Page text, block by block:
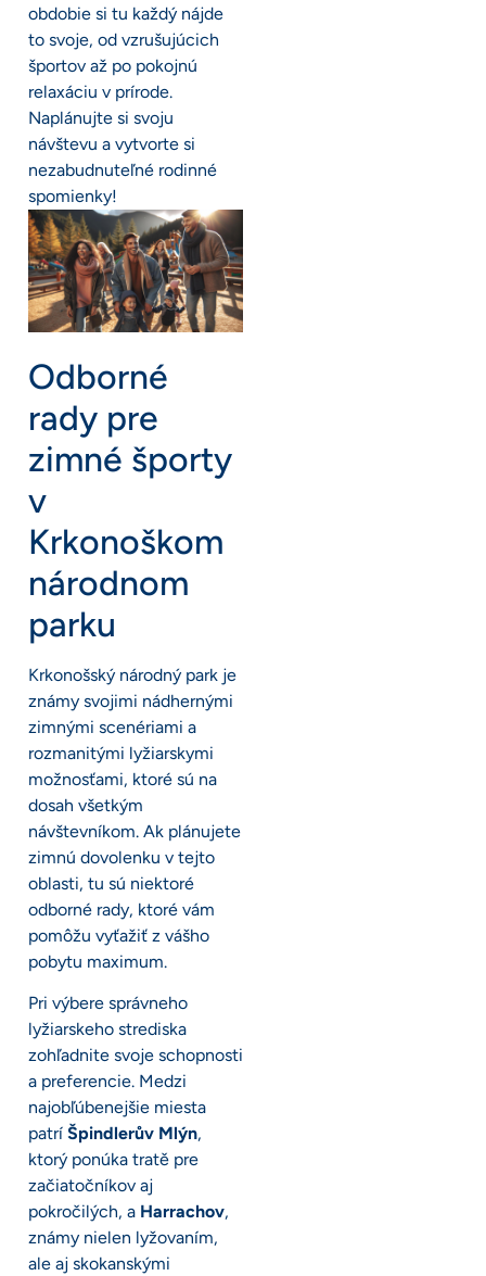
obdobie si tu každý nájde
to svoje, od vzrušujúcich
športov až po pokojnú
relaxáciu v prírode.
Naplánujte si svoju
návštevu a vytvorte si
nezabudnuteľné rodinné
spomienky!
Odborné
rady pre
zimné športy
v
Krkonoškom
národnom
parku
Krkonošský národný park je
známy svojimi nádhernými
zimnými scenériami a
rozmanitými lyžiarskymi
možnosťami, ktoré sú na
dosah všetkým
návštevníkom. Ak plánujete
zimnú dovolenku v tejto
oblasti, tu sú niektoré
odborné rady, ktoré vám
pomôžu vyťažiť z vášho
pobytu maximum.
Pri výbere správneho
lyžiarskeho strediska
zohľadnite svoje schopnosti
a preferencie. Medzi
najobľúbenejšie miesta
patrí Špindlerův Mlýn,
ktorý ponúka tratě pre
začiatočníkov aj
pokročilých, a Harrachov,
známy nielen lyžovaním,
ale aj skokanskými